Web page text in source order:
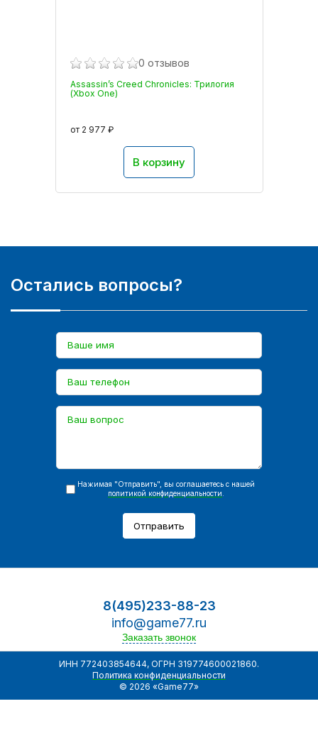
0 отзывов
Assassin’s Creed Chronicles: Трилогия
(Xbox One)
от 2 977 ₽
В корзину
Остались вопросы?
Нажимая "Отправить", вы соглашаетесь с нашей
политикой конфиденциальности
Отправить
8(495)233-88-23
info@game77.ru
Заказать звонок
ИНН 772403854644, ОГРН 319774600021860.
Политика конфиденциальности
© 2026 «Game77»